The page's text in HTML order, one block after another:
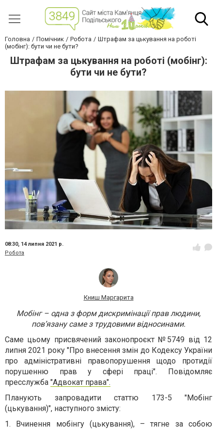
Головна Помічник Робота
Штрафам за цькування на роботі
(мобінг): бути чи не бути?
Штрафам за цькування на роботі (мобінг):
бути чи не бути?
08:30, 14 липня 2021 р.
Робота
Книш Маргарита
Мобінг – одна з форм дискримінації прав людини,
пов’язану саме з трудовими відносинами.
Саме цьому присвячений законопроєкт №5749 від 12
липня 2021 року "Про внесення змін до Кодексу України
про адміністративні правопорушення щодо протидії
порушенню прав у сфері праці". Повідомляє
пресслужба "Адвокат права".
Планують запровадити статтю 173-5 "Мобінг
(цькування)", наступного змісту:
1. Вчинення мобінгу (цькування), – тягне за собою